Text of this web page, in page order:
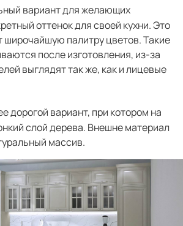
вариант для желающих
оттенок для своей кухни. Это
широчайшую палитру цветов. Такие
после изготовления, из-за
выглядят так же, как и лицевые
дорогой вариант, при котором на
слой дерева. Внешне материал
массив.